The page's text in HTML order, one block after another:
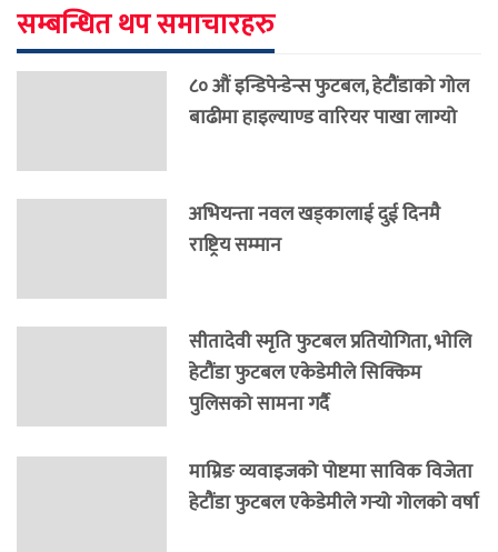
सम्बन्धित थप समाचारहरु
८० औं इन्डिपेन्डेन्स फुटबल, हेटौंडाको गोल
बाढीमा हाइल्याण्ड वारियर पाखा लाग्यो
अभियन्ता नवल खड्कालाई दुई दिनमै
राष्ट्रिय सम्मान
सीतादेवी स्मृति फुटबल प्रतियोगिता, भोलि
हेटौंडा फुटबल एकेडेमीले सिक्किम
पुलिसको सामना गर्दै
माम्रिङ व्यवाइजको पोष्टमा साविक विजेता
हेटौंडा फुटबल एकेडेमीले गर्‍यो गोलको वर्षा